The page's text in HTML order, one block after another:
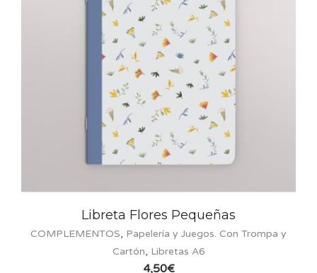
Flores Pequeñas
Papelería y Juegos. Con Trompa y
COMPLEMENTOS